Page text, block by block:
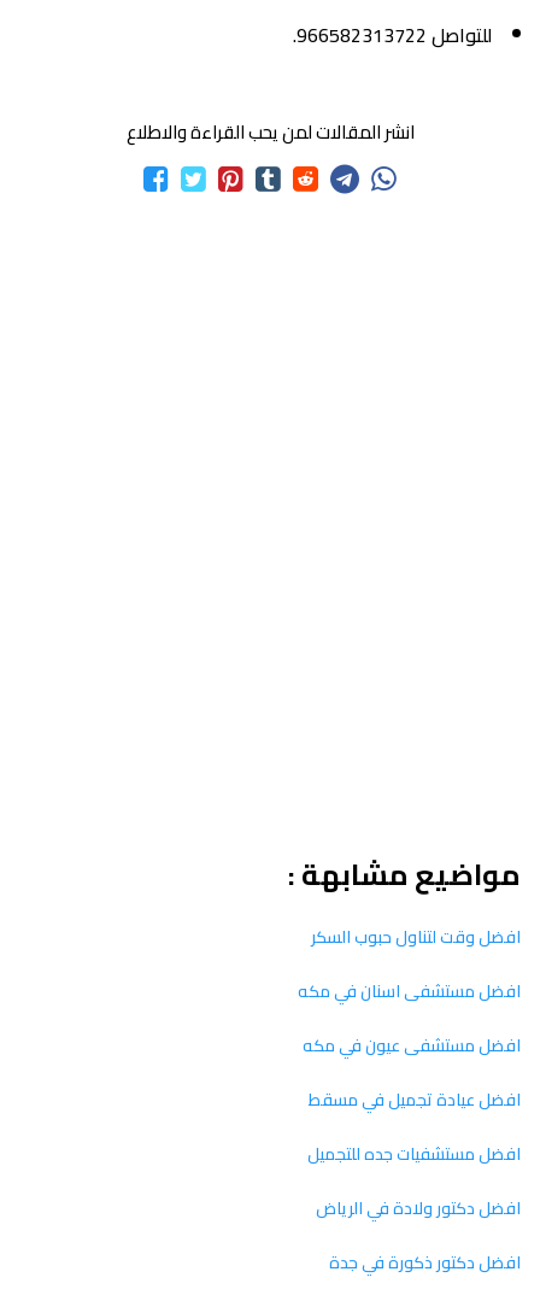
للتواصل 966582313722.
انشر المقالات لمن يحب القراءة والاطلاع
مواضيع مشابهة :
افضل وقت لتناول حبوب السكر
افضل مستشفى اسنان في مكه
افضل مستشفى عيون في مكه
افضل عيادة تجميل في مسقط
افضل مستشفيات جده للتجميل
افضل دكتور ولادة في الرياض
افضل دكتور ذكورة في جدة